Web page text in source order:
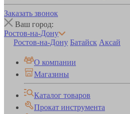
Заказать звонок
Ваш город:
Ростов-на-Дону
Ростов-на-Дону Батайск Аксай
О компании
Магазины
Каталог товаров
Прокат инструмента